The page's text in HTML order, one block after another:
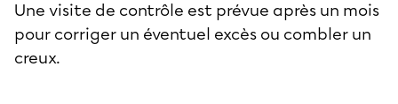
Une visite de contrôle est prévue après un mois
pour corriger un éventuel excès ou combler un
creux.